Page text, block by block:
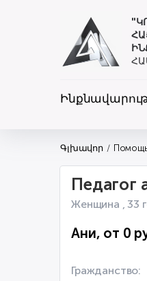
Գլխավոր
Педагог
Женщина , 33
Ани, от 0
Гражданство: